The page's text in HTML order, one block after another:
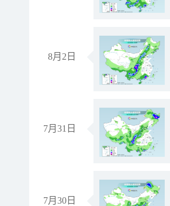
8月2日
7月31日
7月30日